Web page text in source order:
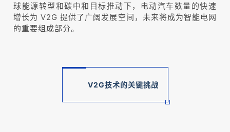
球能源转型和碳中和目标推动下，电动汽车数量的快速
增长为 V2G 提供了广阔发展空间，未来将成为智能电网
的重要组成部分。
V2G技术的关键挑战